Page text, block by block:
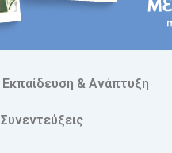
Εκπαίδευση & Ανάπτυξη
Συνεντεύξεις